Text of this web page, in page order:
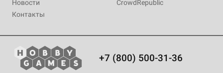
Новости
Контакты
CrowdRepublic
+7 (800) 500-31-36